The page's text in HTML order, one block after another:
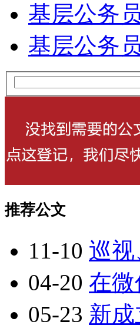
基层公务
基层公务
推荐公文
11-10 巡
04-20 在
05-23 新